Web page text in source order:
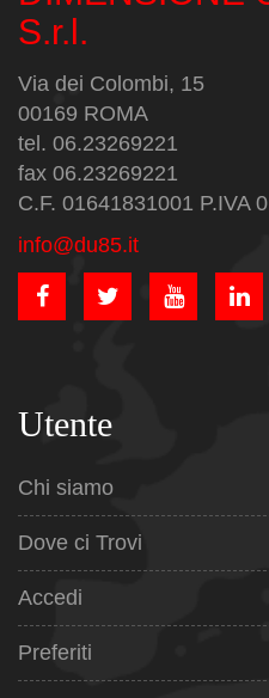
S.r.l.
Via dei Colombi, 15
00169 ROMA
tel. 06.23269221
fax 06.23269221
C.F. 01641831001 P.IVA
info@du85.it
Utente
Chi siamo
Dove ci Trovi
Accedi
Preferiti